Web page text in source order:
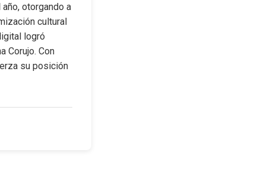
otorgando a
cultural
logró
Corujo. Con
su posición